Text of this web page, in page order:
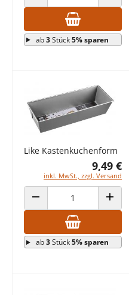
ANZAHL VERRINGERN
ab3Stück5% sparen
Like Kastenkuchenform
9,49 €
inkl. MwSt., zzgl. Versand
ANZAHL VERRINGERN
ab3Stück5% sparen